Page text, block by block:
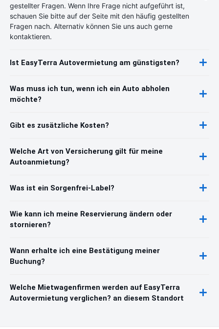
gestellter Fragen. Wenn Ihre Frage nicht aufgeführt ist,
schauen Sie bitte auf der Seite mit den häufig gestellten
Fragen nach. Alternativ können Sie uns auch gerne
kontaktieren.
Ist EasyTerra Autovermietung am günstigsten?
Was muss ich tun, wenn ich ein Auto abholen
möchte?
Gibt es zusätzliche Kosten?
Welche Art von Versicherung gilt für meine
Autoanmietung?
Was ist ein Sorgenfrei-Label?
Wie kann ich meine Reservierung ändern oder
stornieren?
Wann erhalte ich eine Bestätigung meiner
Buchung?
Welche Mietwagenfirmen werden auf EasyTerra
Autovermietung verglichen? an diesem Standort